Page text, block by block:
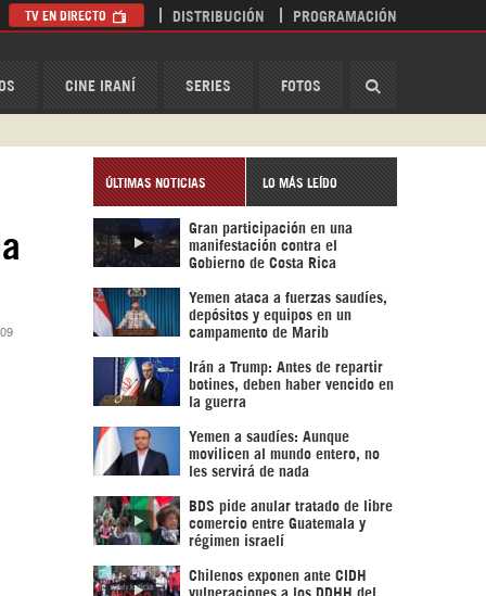
CINE IRANÍ SERIES FOTOS
TV EN DIRECTO DISTRIBUCIÓN PROGRAMACIÓN
ÚLTIMAS NOTICIAS LO MÁS LEÍDO
Gran participación en una
manifestación contra el
Gobierno de Costa Rica
Yemen ataca a fuerzas saudíes,
depósitos y equipos en un
campamento de Marib
Irán a Trump: Antes de repartir
botines, deben haber vencido en
la guerra
Yemen a saudíes: Aunque
movilicen al mundo entero, no
les servirá de nada
BDS pide anular tratado de libre
comercio entre Guatemala y
régimen israelí
Chilenos exponen ante CIDH
vulneraciones a los DDHH del